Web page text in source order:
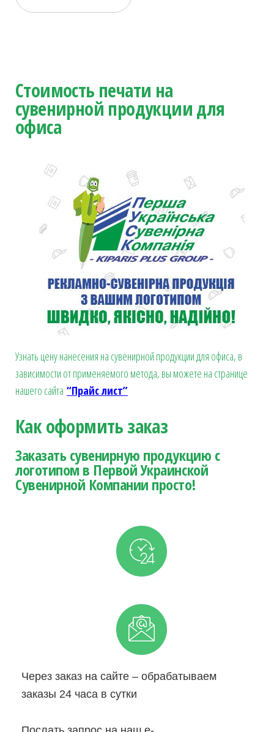
Стоимость печати на
сувенирной продукции для
офиса
Узнать цену нанесения на сувенирной продукции для офиса, в
зависимости от применяемого метода, вы можете на странице
нашего сайта “Прайс лист”
Как оформить заказ
Заказать сувенирную продукцию с
логотипом в Первой Украинской
Сувенирной Компании просто!
Через заказ на сайте – обрабатываем
заказы 24 часа в сутки